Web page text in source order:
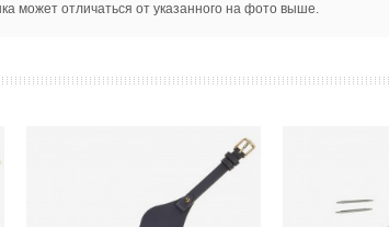
может отличаться от указанного на фото выше.